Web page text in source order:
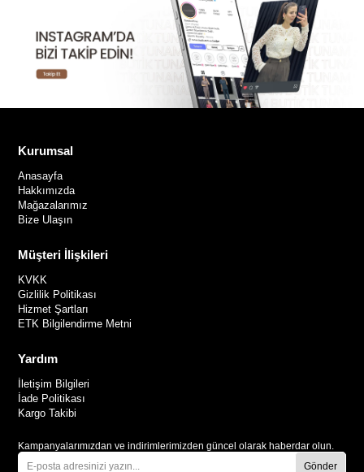
Kurumsal
Anasayfa
Hakkımızda
Mağazalarımız
Bize Ulaşın
Müşteri İlişkileri
KVKK
Gizlilik Politikası
Hizmet Şartları
ETK Bilgilendirme Metni
Yardım
İletişim Bilgileri
İade Politikası
Kargo Takibi
Kampanyalarımızdan ve indirimlerimizden güncel olarak haberdar olun.
Gönder